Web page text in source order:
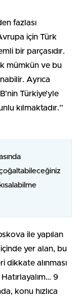
fazlası
için Türk
bir parçasıdır.
mümkün ve bu
Ayrıca
Türkiye’yle
kılmaktadır.”
ile yapılan
yer alan, bu
dikkate alınması
9
konu hızlıca